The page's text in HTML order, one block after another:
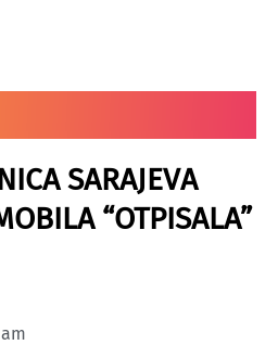
SARAJEVA
“OTPISALA”